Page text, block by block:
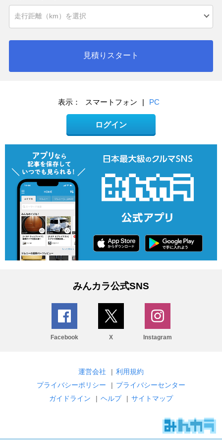
見積りスタート
表示： スマートフォン | PC
ログイン
みんカラ公式SNS
Facebook X Instagram
運営会社 | 利用規約
プライバシーポリシー
| プライバシーセンター
ガイドライン
| ヘルプ | サイトマップ